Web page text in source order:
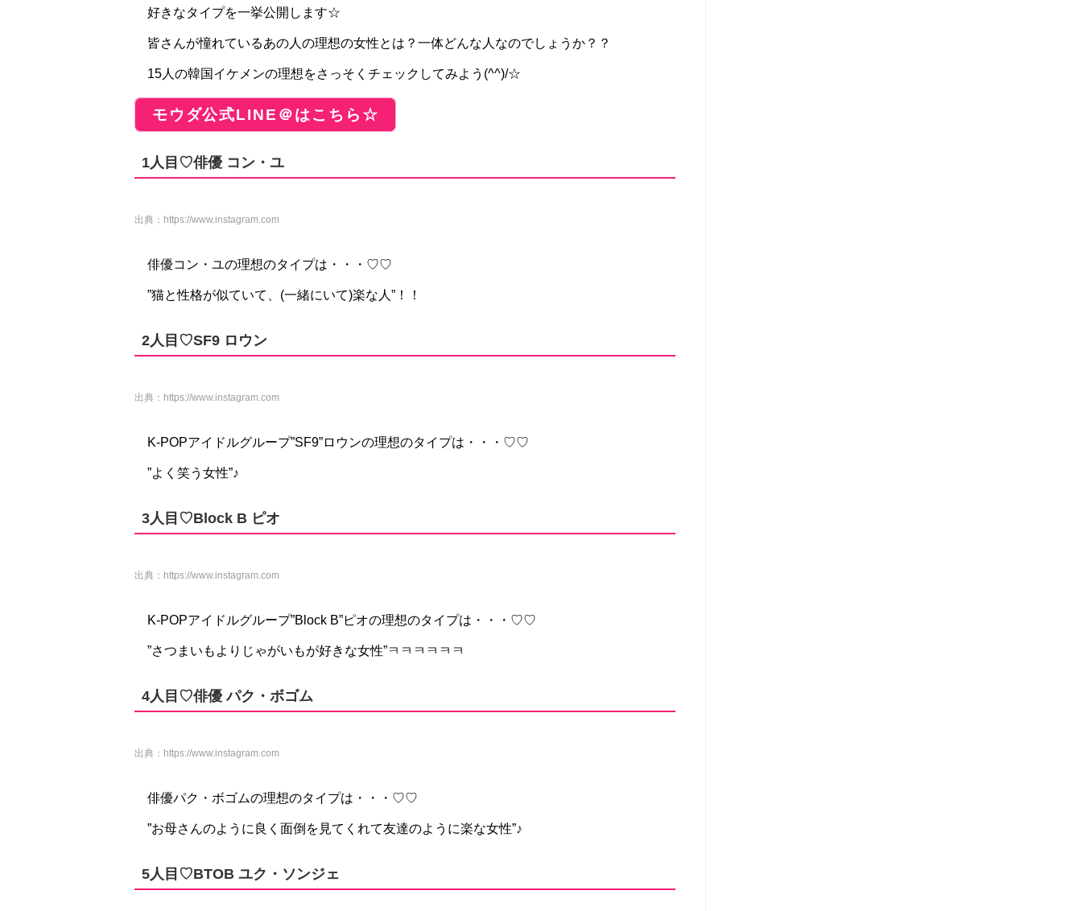
好きなタイプを一挙公開します☆
皆さんが憧れているあの人の理想の女性とは？一体どんな人なのでしょうか？？
15人の韓国イケメンの理想をさっそくチェックしてみよう(^^)/☆
モウダ公式LINE＠はこちら☆
1人目♡俳優 コン・ユ
出典： https://www.instagram.com
俳優コン・ユの理想のタイプは・・・♡♡
”猫と性格が似ていて、(一緒にいて)楽な人”！！
2人目♡SF9 ロウン
出典： https://www.instagram.com
K-POPアイドルグループ”SF9”ロウンの理想のタイプは・・・♡♡
”よく笑う女性”♪
3人目♡Block B ピオ
出典： https://www.instagram.com
K-POPアイドルグループ”Block B”ピオの理想のタイプは・・・♡♡
”さつまいもよりじゃがいもが好きな女性”ㅋㅋㅋㅋㅋㅋ
4人目♡俳優 パク・ボゴム
出典： https://www.instagram.com
俳優パク・ボゴムの理想のタイプは・・・♡♡
”お母さんのように良く面倒を見てくれて友達のように楽な女性”♪
5人目♡BTOB ユク・ソンジェ